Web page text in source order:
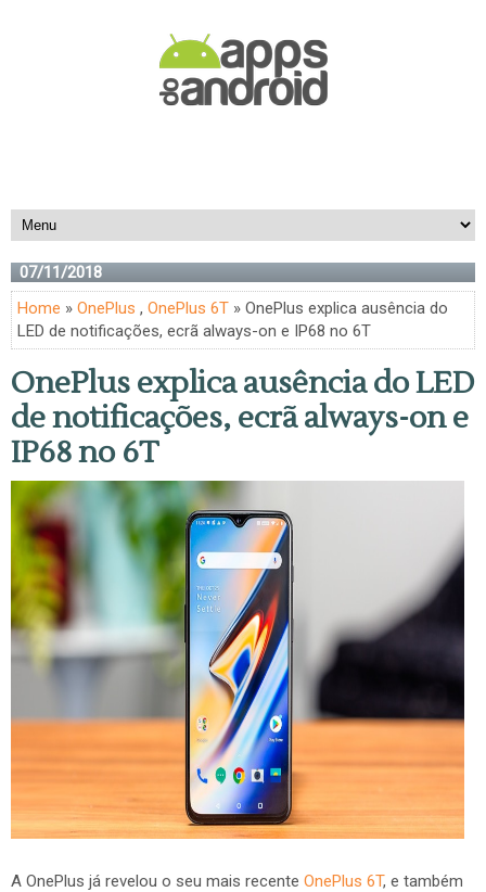
07/11/2018
Home » OnePlus , OnePlus 6T » OnePlus explica ausência do
LED de notificações, ecrã always-on e IP68 no 6T
OnePlus explica ausência do LED
de notificações, ecrã always-on e
IP68 no 6T
A OnePlus já revelou o seu mais recente OnePlus 6T, e também